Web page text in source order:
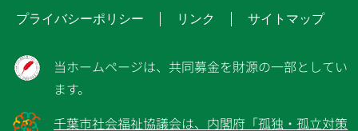
プライバシーポリシー リンク サイトマップ
当ホームページは、共同募金を財源の一部としてい
ます。
千葉市社会福祉協議会は、内閣府「孤独・孤立対策